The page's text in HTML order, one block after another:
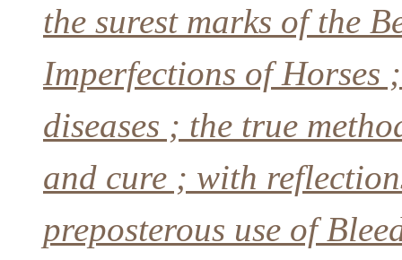
the surest marks of the
Imperfections of Horses
diseases ; the true
and cure ; with
preposterous use of